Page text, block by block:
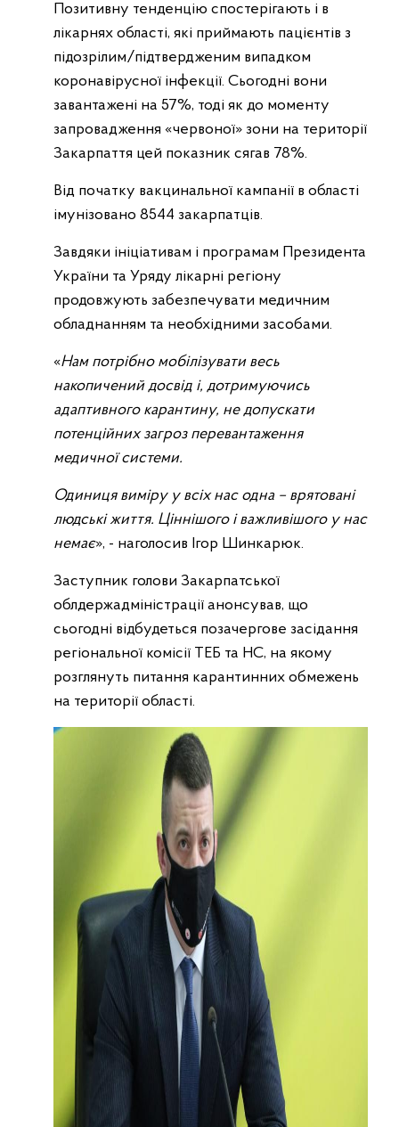
Позитивну тенденцію спостерігають і в
лікарнях області, які приймають пацієнтів з
підозрілим/підтвердженим випадком
коронавірусної інфекції. Сьогодні вони
завантажені на 57%, тоді як до моменту
запровадження «червоної» зони на території
Закарпаття цей показник сягав 78%.
Від початку вакцинальної кампанії в області
імунізовано 8544 закарпатців.
Завдяки ініціативам і програмам Президента
України та Уряду лікарні регіону
продовжують забезпечувати медичним
обладнанням та необхідними засобами.
«Нам потрібно мобілізувати весь
накопичений досвід і, дотримуючись
адаптивного карантину, не допускати
потенційних загроз перевантаження
медичної системи.
Одиниця виміру у всіх нас одна – врятовані
людські життя. Ціннішого і важливішого у нас
немає», - наголосив Ігор Шинкарюк.
Заступник голови Закарпатської
облдержадміністрації анонсував, що
сьогодні відбудеться позачергове засідання
регіональної комісії ТЕБ та НС, на якому
розглянуть питання карантинних обмежень
на території області.